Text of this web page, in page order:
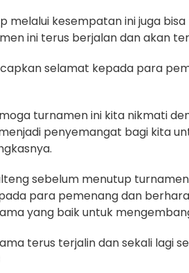
melalui kesempatan ini juga
ini terus berjalan dan akan
selamat kepada para
turnamen ini kita nikmati
penyemangat bagi kita
sebelum menutup
para pemenang dan
yang baik untuk
terus terjalin dan sekali lagi